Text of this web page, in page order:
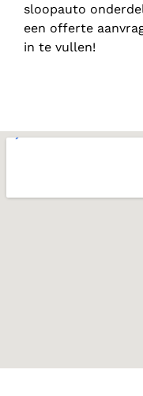
sloopauto
een offerte
in te vullen!